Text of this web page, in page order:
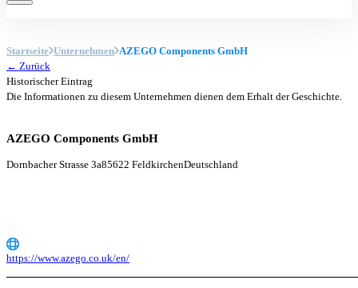
Startseite Unternehmen AZEGO Components GmbH
← Zurück
Historischer Eintrag
Die Informationen zu diesem Unternehmen dienen dem Erhalt der Geschichte.
AZEGO Components GmbH
Dornbacher Strasse 3a85622 FeldkirchenDeutschland
https://www.azego.co.uk/en/